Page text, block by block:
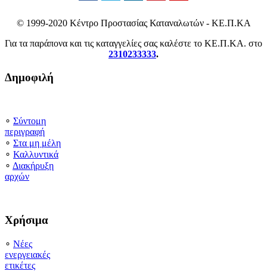
© 1999-2020 Κέντρο Προστασίας Καταναλωτών - ΚΕ.Π.ΚΑ
Για τα παράπονα και τις καταγγελίες σας καλέστε το ΚΕ.Π.ΚΑ. στο
2310233333.
Δημοφιλή
∘ Σύντομη
περιγραφή
∘ Στα μη μέλη
∘ Καλλυντικά
∘ Διακήρυξη
αρχών
Χρήσιμα
∘ Νέες
ενεργειακές
ετικέτες